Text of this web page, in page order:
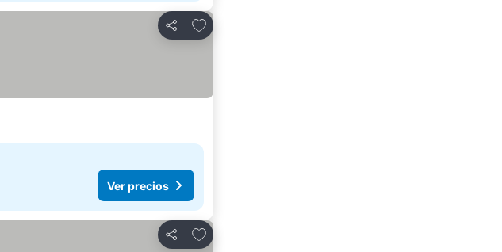
Compartir
Agregar a favoritos
Ver precios
Compartir
Agregar a favoritos